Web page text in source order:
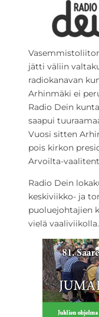
jätti väliin
radiokanavan
Arhinmäki ei
Radio Dein
saapui
Vuosi sitten
pois kirkon
Arvoilta-
Radio Dein
keskiviikko- ja
puoluejohtajien
vielä vaaliviikolla.